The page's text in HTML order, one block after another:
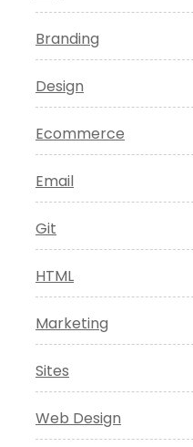
Branding
Design
Ecommerce
Email
Git
HTML
Marketing
Sites
Web Design